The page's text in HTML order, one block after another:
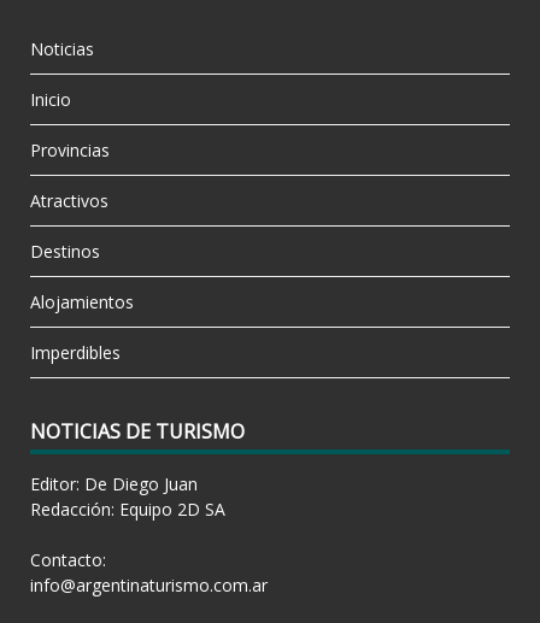
Noticias
Inicio
Provincias
Atractivos
Destinos
Alojamientos
Imperdibles
NOTICIAS DE TURISMO
Editor: De Diego Juan
Redacción: Equipo 2D SA
Contacto:
info@argentinaturismo.com.ar